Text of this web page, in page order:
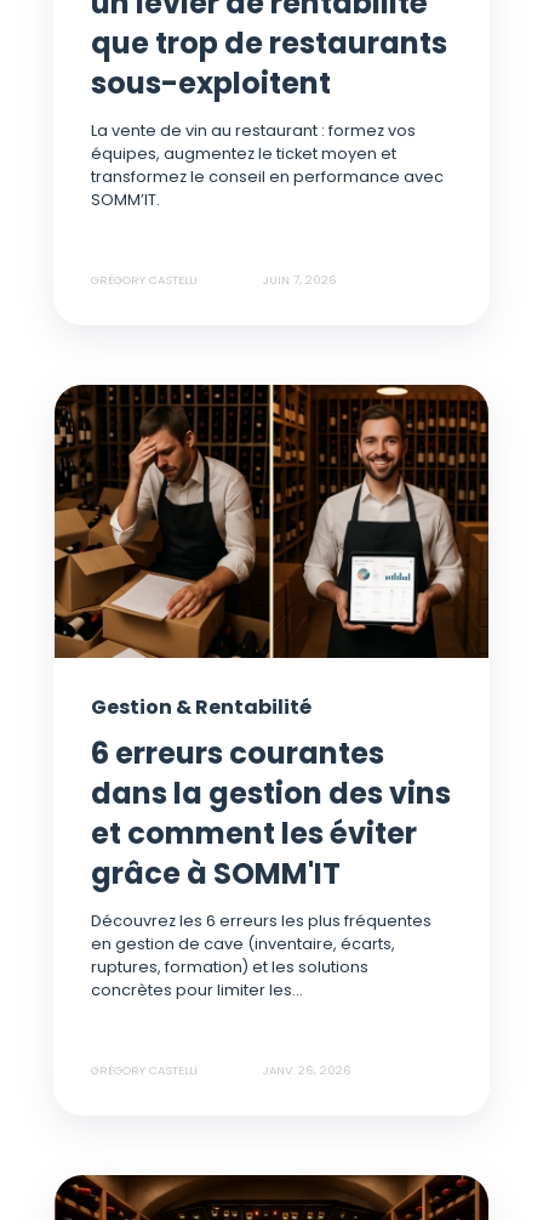
que trop de restaurants
sous-exploitent
La vente de vin au restaurant : formez vos
équipes, augmentez le ticket moyen et
transformez le conseil en performance avec
SOMM’IT.
GRÉGORY CASTELLI JUIN 7, 2026
Gestion & Rentabilité
6 erreurs courantes
dans la gestion des vins
et comment les éviter
grâce à SOMM'IT
Découvrez les 6 erreurs les plus fréquentes
en gestion de cave (inventaire, écarts,
ruptures, formation) et les solutions
concrètes pour limiter les...
GRÉGORY CASTELLI JANV. 26, 2026